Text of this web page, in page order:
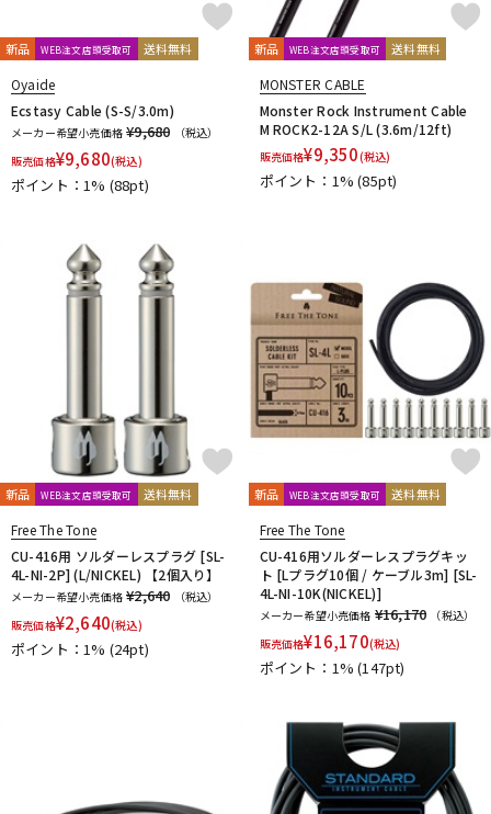
青い鳥∞黄い蜂 日本娯楽
明和電機
TONE GEAR
M.Baron
m.guitar craft works
Boosey And Hawkes
Musica Rara Durand
Dr.Case
Schott Music Billaudot
Marc Reift
Max Eschig
Southern Music
Rubank
日本アコースティックレコーズ
Richard Schauer
SUCK UK
ぼっち・ざ・ろっく！
Triplo Press
Musikverlag Hans Sikorski
大阪開成館
デプロMP
GRAYZONE
Lydke Musikverlag
Groove Garage
AQUBE MUSIC PRODUCTS
Ergo Straps
新品 WEB注文店頭受取可 送料無料
Oyaide
Ecstasy Cable (S-S/3.0m)
メーカー希望小売価格 ¥9,680
（税込）
販売価格¥9,680(税込)
ポイント：1% (88pt)
新品 WEB注文店頭受取可 送料無料
MONSTER CABLE
Monster Rock Instrument Cable
M ROCK2-12A S/L (3.6m/12ft)
販売価格¥9,350(税込)
ポイント：1%(85pt)
新品 WEB注文店頭受取可 送料無料
Free The Tone
CU-416用 ソルダーレスプラグ [SL-
4L-NI-2P] (L/NICKEL) 【2個入り】
メーカー希望小売価格 ¥2,640
（税込）
販売価格¥2,640(税込)
ポイント：1% (24pt)
新品 WEB注文店頭受取可 送料無料
Free The Tone
CU-416用ソルダーレスプラグキッ
ト [Lプラグ10個 / ケーブル3m] [SL-
4L-NI-10K(NICKEL)]
メーカー希望小売価格 ¥16,170
（税込）
販売価格¥16,170(税込)
ポイント：1%(147pt)